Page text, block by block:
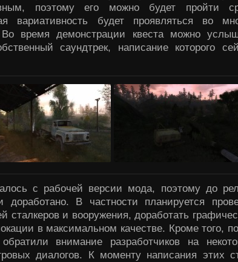
поэтому его можно будет пройти
вариативность будет проявляться во
время демонстрации квеста можно
саундтрек, написание которого
с рабочей версии мода, поэтому до
В частности планируется
сталкеров и вооружения, доработать
в максимальном качестве. Кроме того,
внимание разработчиков на
диалогов. К моменту написания этих